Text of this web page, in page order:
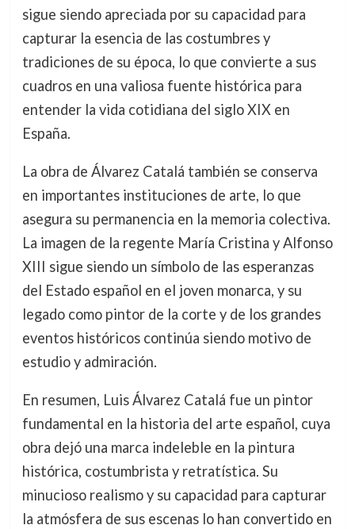
sigue siendo apreciada por su capacidad para
capturar la esencia de las costumbres y
tradiciones de su época, lo que convierte a sus
cuadros en una valiosa fuente histórica para
entender la vida cotidiana del siglo XIX en
España.
La obra de Álvarez Catalá también se conserva
en importantes instituciones de arte, lo que
asegura su permanencia en la memoria colectiva.
La imagen de la regente María Cristina y Alfonso
XIII sigue siendo un símbolo de las esperanzas
del Estado español en el joven monarca, y su
legado como pintor de la corte y de los grandes
eventos históricos continúa siendo motivo de
estudio y admiración.
En resumen, Luis Álvarez Catalá fue un pintor
fundamental en la historia del arte español, cuya
obra dejó una marca indeleble en la pintura
histórica, costumbrista y retratística. Su
minucioso realismo y su capacidad para capturar
la atmósfera de sus escenas lo han convertido en